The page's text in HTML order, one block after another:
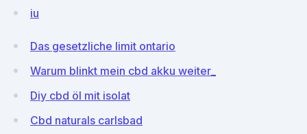
iu
Das gesetzliche limit ontario
Warum blinkt mein cbd akku weiter_
Diy cbd öl mit isolat
Cbd naturals carlsbad